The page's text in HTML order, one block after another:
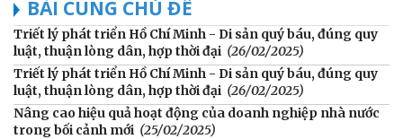
BÀI CÙNG CHỦ ĐỀ
Triết lý phát triển Hồ Chí Minh - Di sản quý báu, đúng quy
luật, thuận lòng dân, hợp thời đại (26/02/2025)
Triết lý phát triển Hồ Chí Minh - Di sản quý báu, đúng quy
luật, thuận lòng dân, hợp thời đại (26/02/2025)
Nâng cao hiệu quả hoạt động của doanh nghiệp nhà nước
trong bối cảnh mới (25/02/2025)